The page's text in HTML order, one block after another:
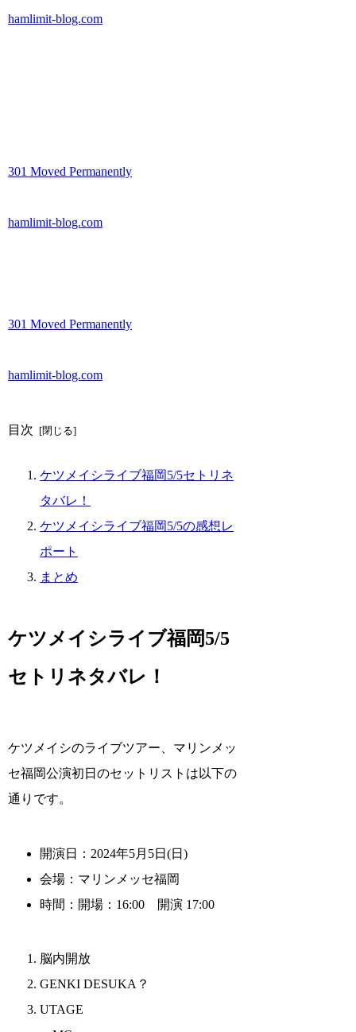
hamlimit-blog.com
301 Moved Permanently
hamlimit-blog.com
301 Moved Permanently
hamlimit-blog.com
目次
ケツメイシライブ福岡5/5セトリネ
タバレ！
ケツメイシライブ福岡5/5の感想レ
ポート
まとめ
ケツメイシライブ福岡5/5
セトリネタバレ！
ケツメイシのライブツアー、マリンメッ
セ福岡公演初日のセットリストは以下の
通りです。
開演日：2024年5月5日(日)
会場：マリンメッセ福岡
時間：開場：16:00 開演 17:00
脳内開放
GENKI DESUKA？
UTAGE